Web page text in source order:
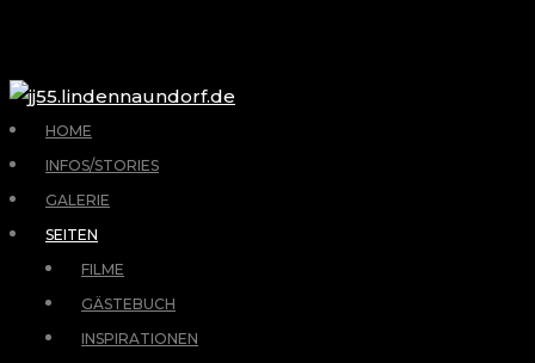
HOME
INFOS/STORIES
GALERIE
SEITEN
FILME
GÄSTEBUCH
INSPIRATIONEN